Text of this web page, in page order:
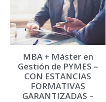
t
i
v
MBA + Máster en
Gestión de PYMES –
CON ESTANCIAS
FORMATIVAS
GARANTIZADAS –